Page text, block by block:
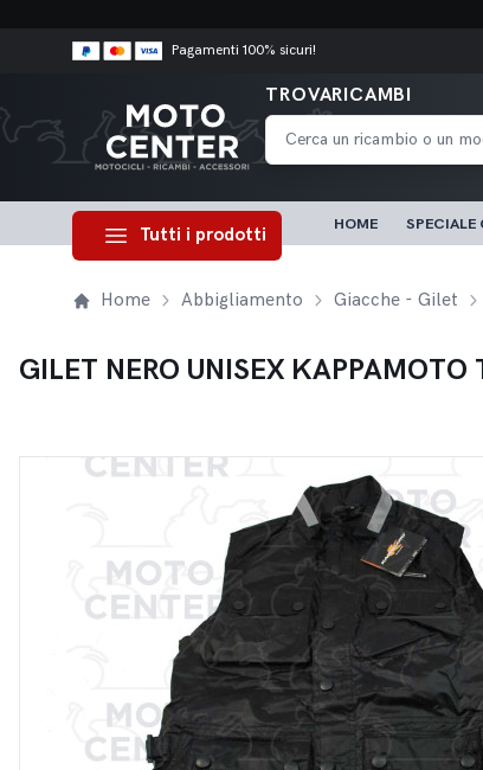
Pagamenti 100% sicuri!
TROVARICAMBI
Tutti i prodotti
HOME SPECIALE
Home Abbigliamento Giacche - Gilet
GILET NERO UNISEX KAPPAMOTO